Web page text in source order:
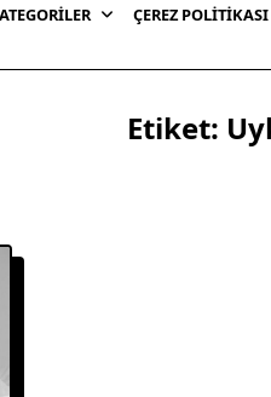
ÇEREZ POLITIKASI
Etiket: